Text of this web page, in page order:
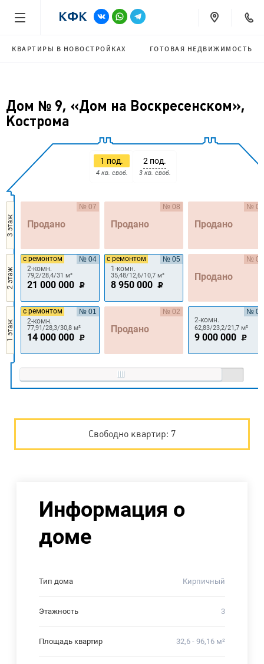
КВАРТИРЫ В НОВОСТРОЙКАХ ГОТОВАЯ НЕДВИЖИМОСТЬ
Дом № 9, «Дом на Воскресенском»,
Кострома
3 этаж
2 этаж
1 этаж
1 под.
4 кв. своб.
2 под.
3 кв. своб.
№ 07
Продано
№ 08
Продано
№ 09
Продано
№ 04
с ремонтом
2-комн.
79,2/28,4/31 м²
21 000 000
№ 05
с ремонтом
1-комн.
35,48/12,6/10,7 м²
8 950 000
№ 06
Продано
№ 01
с ремонтом
2-комн.
77,91/28,3/30,8 м²
14 000 000
№ 02
Продано
№ 03
2-комн.
62,83/23,2/21,7 м²
9 000 000
Свободно квартир: 7
Информация о
доме
Тип дома Кирпичный
Этажность 3
Площадь квартир 32,6 - 96,16 м²